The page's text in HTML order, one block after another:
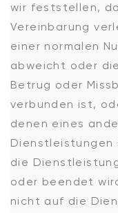
wir feststellen,
Vereinbarung
einer normalen
abweicht oder
Betrug oder
verbunden ist,
denen eines
Dienstleistungen
die
oder beendet
nicht auf die